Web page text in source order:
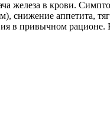
железа в крови.
снижение аппетита,
в привычном